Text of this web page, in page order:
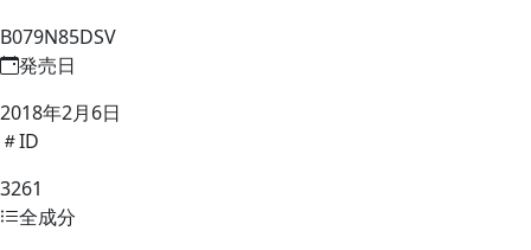
B079N85DSV
発売日
2018年2月6日
ID
3261
全成分